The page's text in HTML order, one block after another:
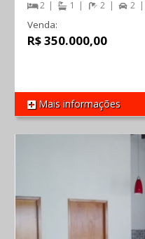
REF 1493
2 1 2 2
Venda:
R$ 350.000,00
Mais informações